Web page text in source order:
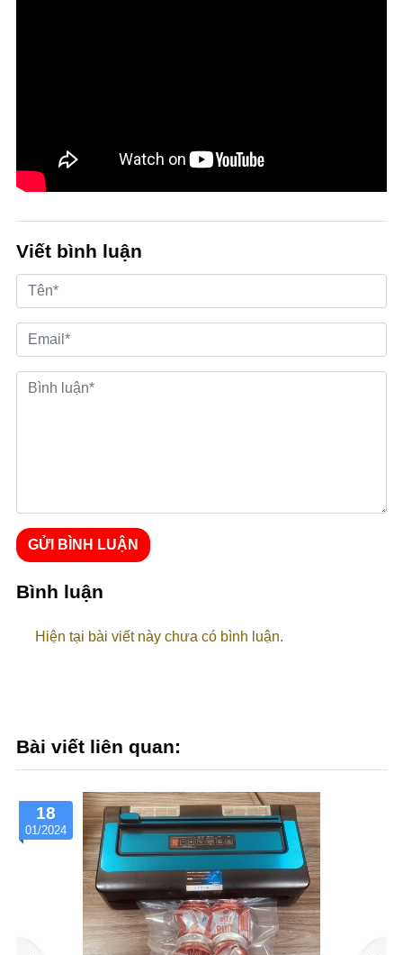
Viết bình luận
GỬI BÌNH LUẬN
Bình luận
Hiện tại bài viết này chưa có bình luận.
Bài viết liên quan:
2024